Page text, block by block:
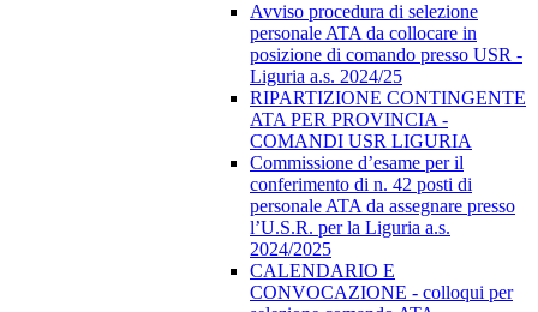
Avviso procedura di selezione
personale ATA da collocare in
posizione di comando presso USR -
Liguria a.s. 2024/25
RIPARTIZIONE CONTINGENTE
ATA PER PROVINCIA -
COMANDI USR LIGURIA
Commissione d’esame per il
conferimento di n. 42 posti di
personale ATA da assegnare presso
l’U.S.R. per la Liguria a.s.
2024/2025
CALENDARIO E
CONVOCAZIONE - colloqui per